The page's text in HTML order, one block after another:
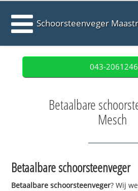
Schoorsteenveger
043-2061246
Betaalbare
Mesch
Betaalbare schoorsteenveger
Betaalbare schoorsteenveger? Wij